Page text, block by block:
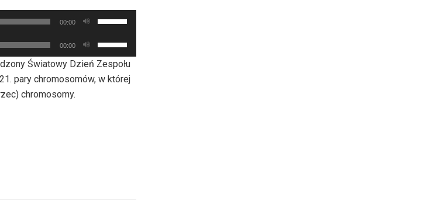
aby
zmniejszyć
głośność.
00:00
do
góry
oraz
00:00
strzałek
do
góry
Światowy Dzień Zespołu
pary chromosomów, w której
chromosomy.